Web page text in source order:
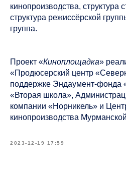
кинопроизводства, структура
структура режиссёрской
группа.
Проект «Киноплощадка»
«Продюсерский центр
поддержке Эндаумент-фонда
«Вторая школа»,
компании «Норникель» и
кинопроизводства
2023-12-19 17:59